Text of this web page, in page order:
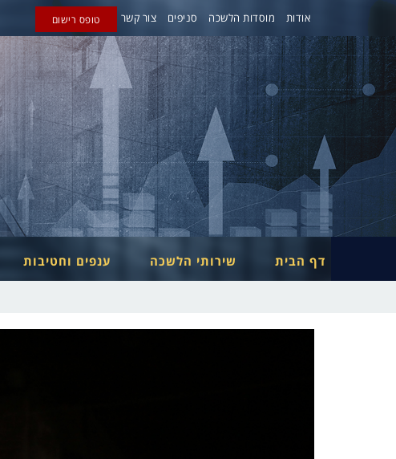
אודות מוסדות הלשכה סניפים צור קשר טופס רישום
דף הבית שירותי הלשכה ענפים וחטיבות